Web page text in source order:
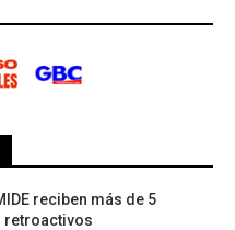
reciben más de 5
retroactivos